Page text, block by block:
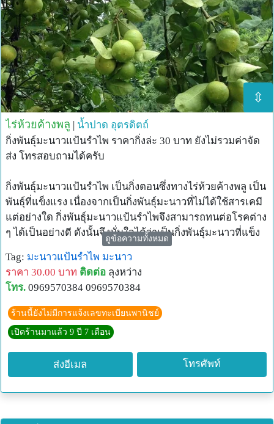
⇳
ไร่ห้วยค้างพลู | น้ำปาด อุตรดิตถ์
กิ่งพันธ์ุมะนาวแป้นรำไพ ราคากิ่งล่ะ 30 บาท ยังไม่รวมค่าจัด
ส่ง โทรสอบถามได้ครับ
กิ่งพันธุ์มะนาวแป้นรำไพ เป็นกิ่งตอนซึ่งทางไร่ห้วยค้างพลู เป็น
พันธุ์ที่แข็งแรง เนื่องจากเป็นกิ่งพันธุ์มะนาวที่ไม่ได้ใช้สารเคมี
แต่อย่างใด กิ่งพันธุ์มะนาวแป้นรำไพจึงสามารถทนต่อโรคต่าง
ๆ ได้เป็นอย่างดี ดังนั้นจึงมั่นใจได้ว่าเป็นกิ่งพันธุ์มะนาวที่แข็ง
มะนาวจัดเป็นผลไม้ชนิดหนึ่ง ที่มีรสเปรี้ยวจัด ผลจะมีสีเขียว
เมื่อสุกจะมีผลสีเหลือง ภายในผลมะนาวจะแบ่งเป็นกลีบๆ ด้วย
ความชุ่มน้ำ ซึ่งมีคุณค่าทางอาหารและโภชนาการและ
ทางการแพทย์อีกด้วย
ลักษณะทั่วไปของมะนาวแป้นรำไพ
มะนาวแป้นรำไพจะมีผมใหญ่
มะนาวแป้นรำไพผลค่อนข้างเปลือกบาง
มะนาวแป้นรำไพมีน้ำหนักเยอะ
ดูข้อความทั้งหมด
Tag: มะนาวแป้นรำไพ มะนาว
ราคา 30.00 บาท ติดต่อ ลุงหว่าง
โทร. 0969570384 0969570384
ร้านนี้ยังไม่มีการแจ้งเลขทะเบียนพานิชย์
เปิดร้านมาแล้ว 9 ปี 7 เดือน
ส่งอีเมล โทรศัพท์